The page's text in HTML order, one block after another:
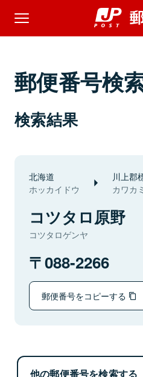
郵便番号検
検索結果
北海道
ホッカイドウ
川上郡
カワカ
コツタロ原野
コツタロゲンヤ
088-2266
郵便番号をコピーする
他の郵便番号を検索する